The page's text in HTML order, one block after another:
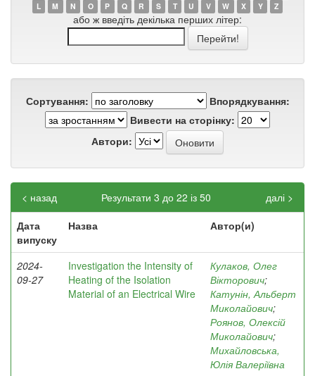
L
M N O P Q R S T U V W X Y Z
або ж введіть декілька перших літер:
Сортування:
Впорядкування:
Вивести на сторінку:
Автори:
Результати 3 до 22 із 50
< назад
далі >
Дата
випуску
Назва Автор(и)
2024-
09-27
Investigation the Intensity of
Heating of the Isolation
Material of an Electrical Wire
Кулаков, Олег
Вікторович;
Катунін, Альберт
Миколайович;
Роянов, Олексій
Миколайович;
Михайловська,
Юлія Валеріївна